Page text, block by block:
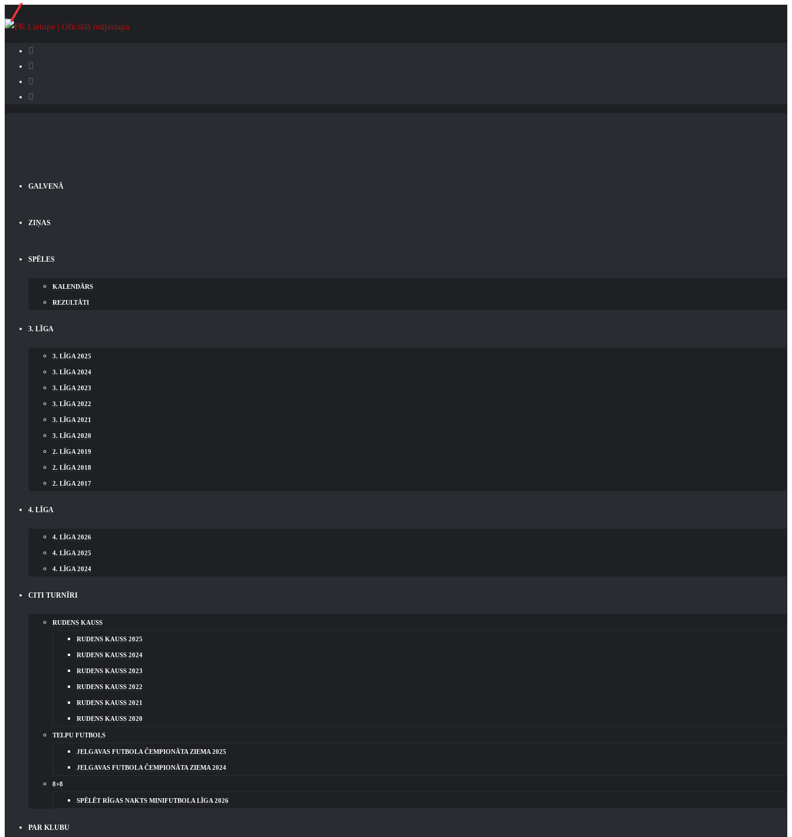
GALVENĀ
ZIŅAS
SPĒLES
KALENDĀRS
REZULTĀTI
3. LĪGA
3. LĪGA 2025
3. LĪGA 2024
3. LĪGA 2023
3. LĪGA 2022
3. LĪGA 2021
3. LĪGA 2020
2. LĪGA 2019
2. LĪGA 2018
2. LĪGA 2017
4. LĪGA
4. LĪGA 2026
4. LĪGA 2025
4. LĪGA 2024
CITI TURNĪRI
RUDENS KAUSS
RUDENS KAUSS 2025
RUDENS KAUSS 2024
RUDENS KAUSS 2023
RUDENS KAUSS 2022
RUDENS KAUSS 2021
RUDENS KAUSS 2020
TELPU FUTBOLS
JELGAVAS FUTBOLA ČEMPIONĀTA ZIEMA 2025
JELGAVAS FUTBOLA ČEMPIONĀTA ZIEMA 2024
8×8
SPĒLĒT RĪGAS NAKTS MINIFUTBOLA LĪGA 2026
PAR KLUBU